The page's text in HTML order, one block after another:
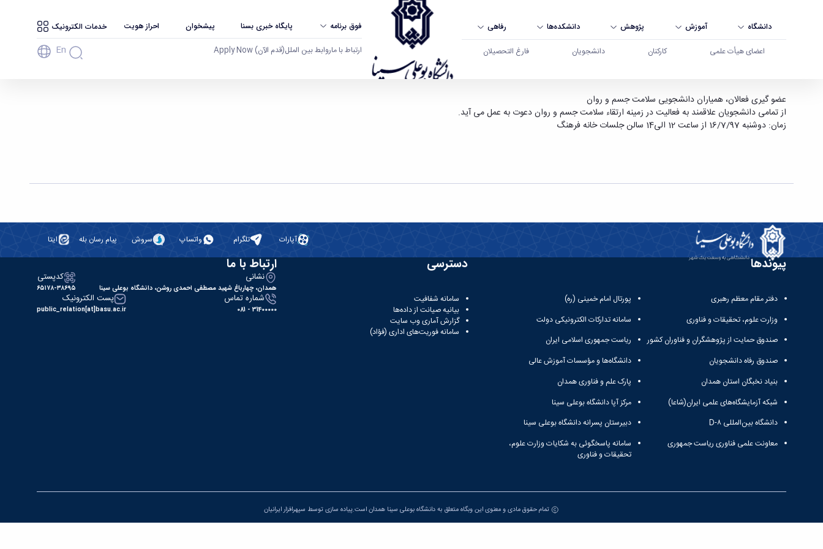
دانشگاه آموزش پژوهش دانشکده‌ها رفاهی
اعضای هیأت علمی کارکنان دانشجویان فارغ التحصیلان
فوق برنامه پایگاه خبری بسنا پیشخوان احراز هویت خدمات الکترونیک
ارتباط با ماروابط بین الملل(قدم الآن) Apply Now En
فراخوان مرکز مشاوره دانشجویی دانشگاه - دانشگاه بوعلی سینا همدان
عضو گیری فعالان، همیاران دانشجویی سلامت جسم و روان
از تمامی دانشجویان علاقمند به فعالیت در زمینه ارتقاء سلامت جسم و روان دعوت به عمل می آید.
زمان: دوشنبه 16/7/97 از ساعت 12 الی14 سالن جلسات خانه فرهنگ
آپارات تلگرام واتساپ سروش پیام رسان بله ایتا
پیوندها
دفتر مقام معظم رهبری
وزارت علوم، تحقیقات و فناوری
صندوق حمایت از پژوهشگران و فناوران کشور
صندوق رفاه دانشجویان
بنیاد نخبگان استان همدان
شبکه آزمایشگاه‌های علمی ایران(شاعا)
دانشگاه بین‌المللی D-۸
معاونت علمی فناوری ریاست جمهوری
پورتال امام خمینی (ره)
سامانه تدارکات الکترونیکی دولت
ریاست جمهوری اسلامی ایران
دانشگاه‌ها و مؤسسات آموزش عالی
پارک علم و فناوری همدان
مرکز آپا دانشگاه بوعلی سینا
دبیرستان پسرانه دانشگاه بوعلی سینا
سامانه پاسخگوئی به شکایات وزارت علوم،
تحقیقات و فناوری
دسترسی
سامانه شفافیت
بیانیه صیانت از داده‌ها
گزارش آماری وب‌ سایت
سامانه فوریت‌های اداری (فؤاد)
ارتباط با ما
نشانی
همدان، چهارباغ شهید مصطفی احمدی روشن، دانشگاه بوعلی سینا
کدپستی
۶۵۱۷۸-۳۸۶۹۵
شماره تماس
31400000 - 081
پست الکترونیک
public_relation[at]basu.ac.ir
تمام حقوق مادی و معنوی این وبگاه متعلق به دانشگاه بوعلی سینا همدان است.پیاده سازی توسط سپهرافزار ایرانیان